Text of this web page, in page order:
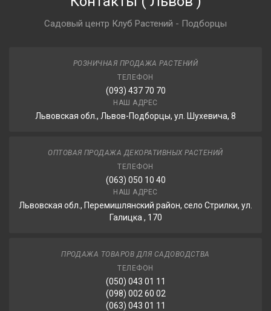
Садовый центр Клуб Растений - Подборцы
РОЗНИЧНАЯ ПРОДАЖА РАСТЕНИЙ
ТЕЛЕФОН
(093) 437 70 70
НАШ АДРЕС
Львовская обл., Львов-Подборцы, ул. Шухевича, 8
ОПТОВАЯ ПРОДАЖА ДЕКОРАТИВНЫХ РАСТЕНИЙ
ТЕЛЕФОН
(063) 050 10 40
НАШ АДРЕС
Львовская обл., Перемишлянский район, село Стрилки, ул.
Галицка , 170
ПРОДАЖА ТОВАРОВ ДЛЯ САДОВОДСТВА
ТЕЛЕФОН
(050) 043 01 11
(098) 002 60 02
(063) 043 01 11